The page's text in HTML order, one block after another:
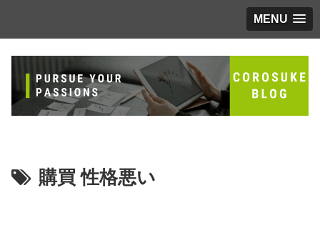
MENU
購買 性格悪い